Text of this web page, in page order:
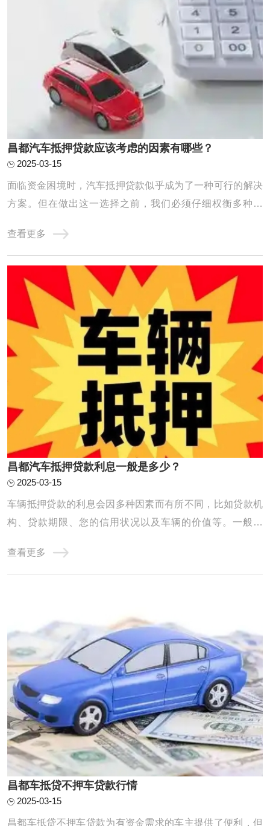
昌都汽车抵押贷款应该考虑的因素有哪些？
2025-03-15
面临资金困境时，汽车抵押贷款似乎成为了一种可行的解决
方案。但在做出这一选择之前，我们必须仔细权衡多种因
障我们的利益。接下来，我们将深入探讨汽车抵押贷款前不
可或缺的考虑要点。 在选择汽车抵押贷款公司时，您可以考
虑以下因素： 1.利率和费用：比较不同贷款公 ...
查看更多
昌都汽车抵押贷款利息一般是多少？
2025-03-15
车辆抵押贷款的利息会因多种因素而有所不同，比如贷款机
构、贷款期限、您的信用状况以及车辆的价值等。一般来
5%到10%之间。具体到我们公司，利息计算方式会根据您的
具体情况来确定，我们的利率通常是比较合理且透明的，您
查看更多
昌都车抵贷不押车贷款行情
2025-03-15
昌都车抵贷不押车贷款为有资金需求的车主提供了便利，但